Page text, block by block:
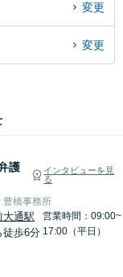
変更
変更
護
インタビューを見
る
豊橋事務所
大通駅
徒歩6分
営業時間：09:00~
17:00（平日）